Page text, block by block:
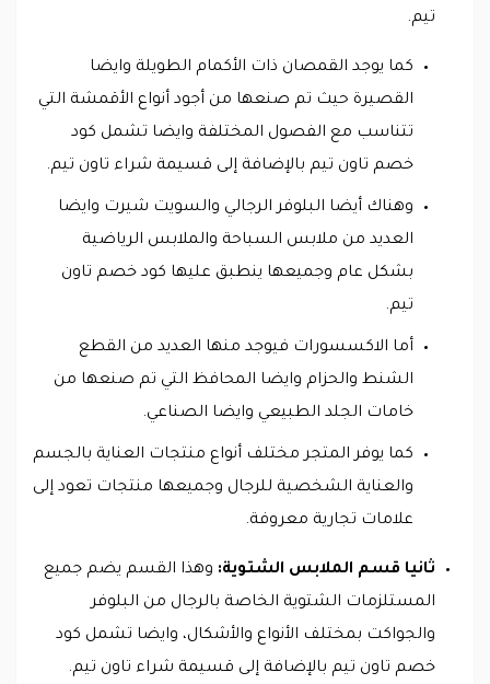
تيم.
كما يوجد القمصان ذات الأكمام الطويلة وايضا
القصيرة حيث تم صنعها من أجود أنواع الأقمشة التي
تتناسب مع الفصول المختلفة وايضا تشمل كود
خصم تاون تيم بالإضافة إلى قسيمة شراء تاون تيم.
وهناك أيضا البلوفر الرجالي والسويت شيرت وايضا
العديد من ملابس السباحة والملابس الرياضية
بشكل عام وجميعها ينطبق عليها كود خصم تاون
تيم.
أما الاكسسورات فيوجد منها العديد من القطع
الشنط والحزام وايضا المحافظ التي تم صنعها من
خامات الجلد الطبيعي وايضا الصناعي.
كما يوفر المتجر مختلف أنواع منتجات العناية بالجسم
والعناية الشخصية للرجال وجميعها منتجات تعود إلى
علامات تجارية معروفة.
ثانيا قسم الملابس الشتوية: وهذا القسم يضم جميع
المستلزمات الشتوية الخاصة بالرجال من البلوفر
والجواكت بمختلف الأنواع والأشكال، وايضا تشمل كود
خصم تاون تيم بالإضافة إلى قسيمة شراء تاون تيم.